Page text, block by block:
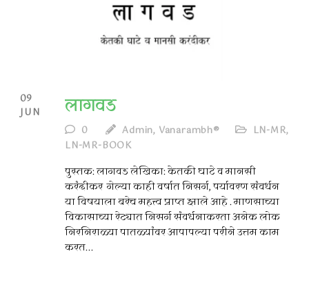
09
JUN
लागवड
0 Admin, Vanarambh® LN-MR,
LN-MR-BOOK
पुस्तक: लागवड लेखिका: केतकी घाटे व मानसी
करंदीकर गेल्या काही वर्षात निसर्ग, पर्यावरण संवर्धन
या विषयाला बरेच महत्त्व प्राप्त झाले आहे . माणसाच्या
विकासाच्या रेट्यात निसर्ग संवर्धनाकरता अनेक लोक
निरनिराळ्या पातळ्यांवर आपापल्या परीने उत्तम काम
करत...